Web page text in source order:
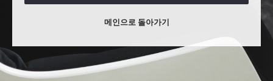
메인으로 돌아가기